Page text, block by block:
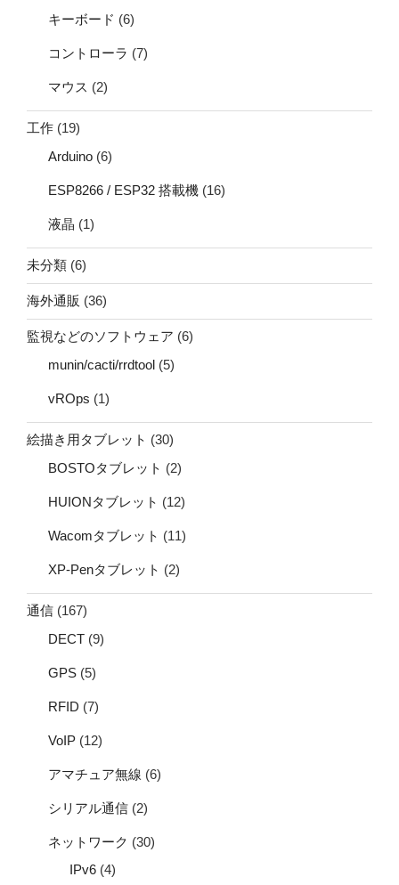
キーボード (6)
コントローラ (7)
マウス (2)
工作 (19)
Arduino (6)
ESP8266 / ESP32 搭載機 (16)
液晶 (1)
未分類 (6)
海外通販 (36)
監視などのソフトウェア (6)
munin/cacti/rrdtool (5)
vROps (1)
絵描き用タブレット (30)
BOSTOタブレット (2)
HUIONタブレット (12)
Wacomタブレット (11)
XP-Penタブレット (2)
通信 (167)
DECT (9)
GPS (5)
RFID (7)
VoIP (12)
アマチュア無線 (6)
シリアル通信 (2)
ネットワーク (30)
IPv6 (4)